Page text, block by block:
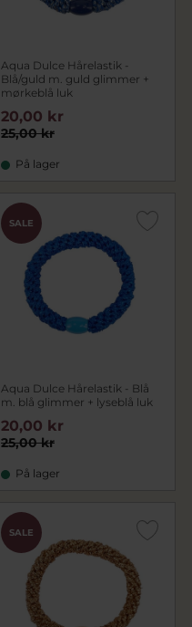
Aqua Dulce Hårelastik -
Blå/guld m. guld glimmer +
mørkeblå luk
25,00 kr
20,00 kr
På lager
SALE
Aqua Dulce Hårelastik - Blå
m. blå glimmer + lyseblå luk
25,00 kr
20,00 kr
På lager
SALE